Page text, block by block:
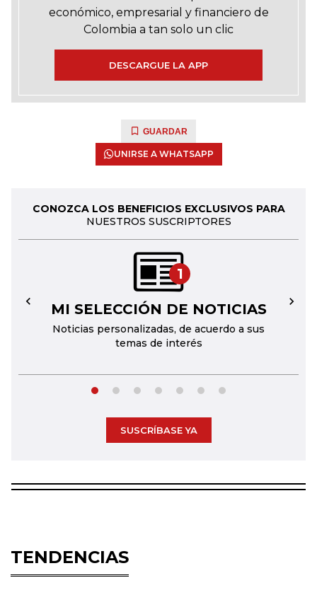
económico, empresarial y financiero de
Colombia a tan solo un clic
DESCARGUE LA APP
GUARDAR
UNIRSE A WHATSAPP
CONOZCA LOS BENEFICIOS EXCLUSIVOS PARA
NUESTROS SUSCRIPTORES
1
MI SELECCIÓN DE NOTICIAS
Noticias personalizadas, de acuerdo a sus
temas de interés
← →
SUSCRÍBASE YA
TENDENCIAS